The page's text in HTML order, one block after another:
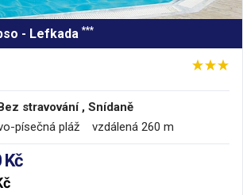
- Lefkada ***
stravování , Snídaně
písečná pláž vzdálená 260 m
Kč